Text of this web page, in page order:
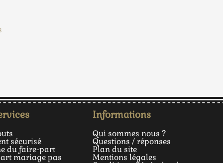
sécurisé
du faire-part
mariage pas
Informations
Qui sommes nous ?
Questions / réponses
Plan du site
Mentions légales